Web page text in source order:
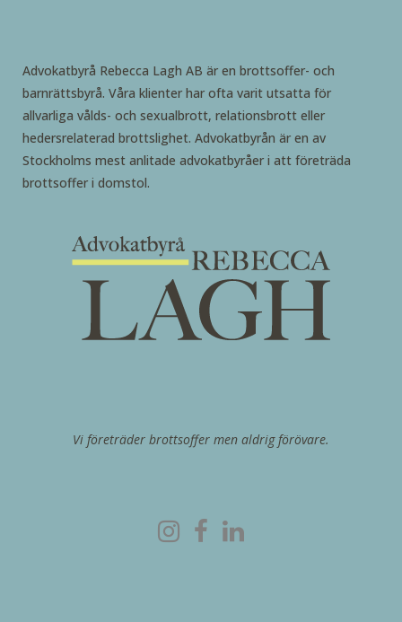
Advokatbyrå Rebecca Lagh AB är en brottsoffer- och
barnrättsbyrå. Våra klienter har ofta varit utsatta för
allvarliga vålds- och sexualbrott, relationsbrott eller
hedersrelaterad brottslighet. Advokatbyrån är en av
Stockholms mest anlitade advokatbyråer i att företräda
brottsoffer i domstol.
Vi företräder brottsoffer men aldrig förövare.